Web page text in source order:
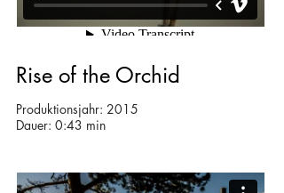
Rise of the Orchid
Produktionsjahr: 2015
Dauer: 0:43 min